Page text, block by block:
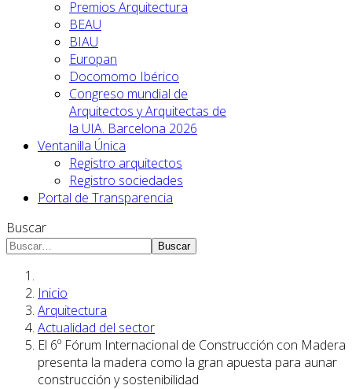
Premios Arquitectura
BEAU
BIAU
Europan
Docomomo Ibérico
Congreso mundial de
Arquitectos y Arquitectas de
la UIA. Barcelona 2026
Ventanilla Única
Registro arquitectos
Registro sociedades
Portal de Transparencia
Buscar
Buscar
Inicio
Arquitectura
Actualidad del sector
El 6º Fórum Internacional de Construcción con Madera
presenta la madera como la gran apuesta para aunar
construcción y sostenibilidad